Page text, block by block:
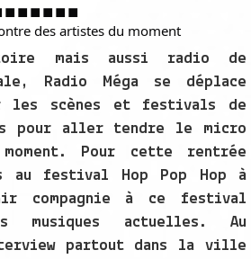
◼︎◼︎◼︎◼︎◼︎◼︎
des artistes du moment
mais aussi radio de
Radio Méga se déplace
les scènes et festivals de
pour aller tendre le micro
Pour cette rentrée
au festival Hop Pop Hop à
compagnie à ce festival
musiques actuelles. Au
partout dans la ville